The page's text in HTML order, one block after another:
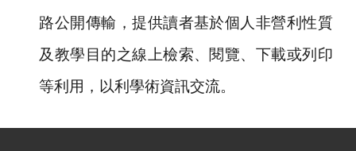
路公開傳輸，提供讀者基於個人非營利性質
及教學目的之線上檢索、閱覽、下載或列印
等利用，以利學術資訊交流。